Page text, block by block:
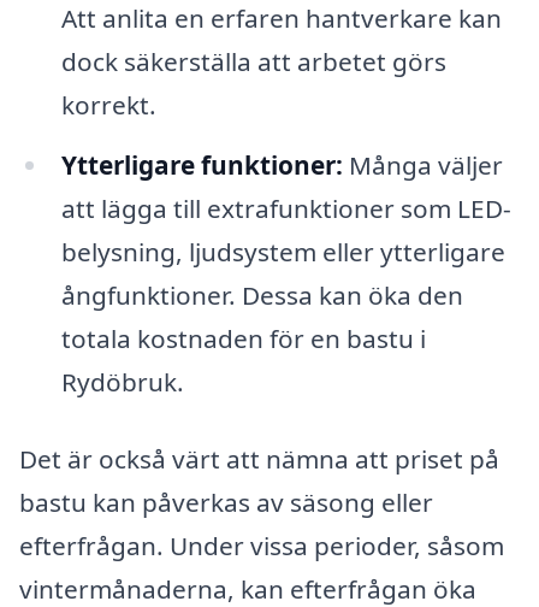
Att anlita en erfaren hantverkare kan
dock säkerställa att arbetet görs
korrekt.
Ytterligare funktioner: Många väljer
att lägga till extrafunktioner som LED-
belysning, ljudsystem eller ytterligare
ångfunktioner. Dessa kan öka den
totala kostnaden för en bastu i
Rydöbruk.
Det är också värt att nämna att priset på
bastu kan påverkas av säsong eller
efterfrågan. Under vissa perioder, såsom
vintermånaderna, kan efterfrågan öka